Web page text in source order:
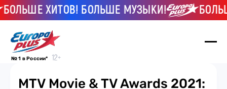
ХИТОВ! БОЛЬШЕ МУЗЫКИ!
№ 1 в России*
MTV Movie & TV Awards 2021: